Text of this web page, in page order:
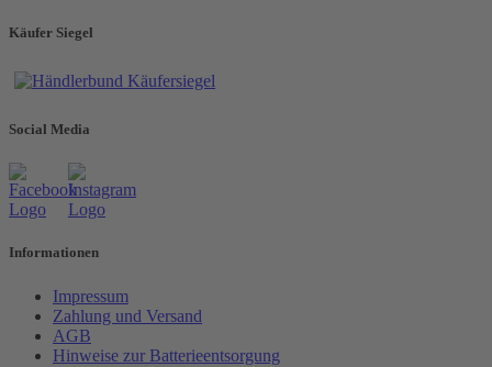
Käufer Siegel
Social Media
Informationen
Impressum
Zahlung und Versand
AGB
Hinweise zur Batterieentsorgung